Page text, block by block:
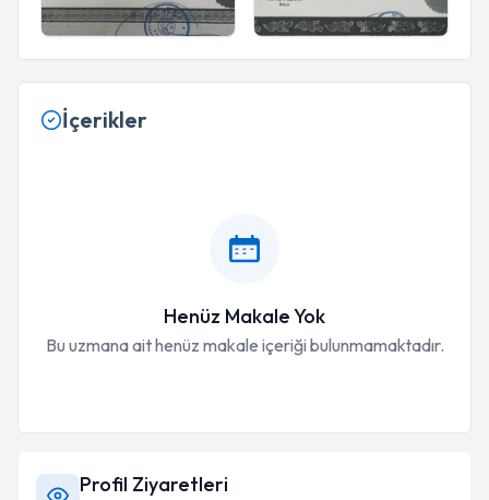
İçerikler
Henüz Makale Yok
Bu uzmana ait henüz makale içeriği bulunmamaktadır.
Profil Ziyaretleri